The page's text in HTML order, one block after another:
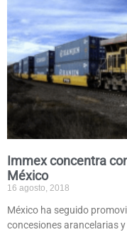
Immex concentra
México
16 agosto, 2018
México ha seguido
concesiones arancelarias